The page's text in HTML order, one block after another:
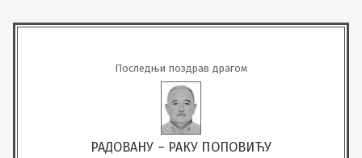
Последњи поздрав драгом
РАДОВАНУ – РАКУ ПОПОВИЋУ